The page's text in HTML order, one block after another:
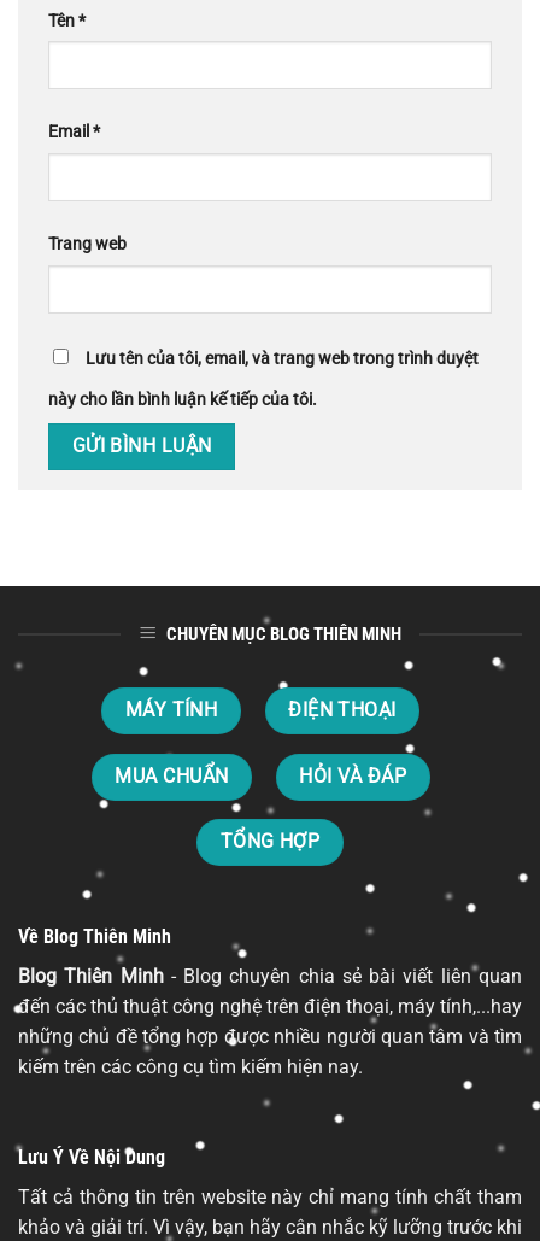
Tên*
Email *
Trang web
Lưu tên của tôi, email, và trang web trong trình duyệt
này cho lần bình luận kế tiếp của tôi.
CHUYÊN MỤC BLOG THIÊN MINH
MÁY TÍNH ĐIỆN THOẠI
MUA CHUẨN HỎI VÀ ĐÁP
TỔNG HỢP
Về Blog Thiên Minh
Blog Thiên Minh- Blog chuyên chia sẻ bài viết liên quan
đến các thủ thuật công nghệ trên điện thoại, máy tính,...hay
những chủ đề tổng hợp được nhiều người quan tâm và tìm
kiếm trên các công cụ tìm kiếm hiện nay.
Lưu Ý Về Nội Dung
Tất cả thông tin trên website này chỉ mang tính chất tham
khảo và giải trí. Vì vậy, bạn hãy cân nhắc kỹ lưỡng trước khi